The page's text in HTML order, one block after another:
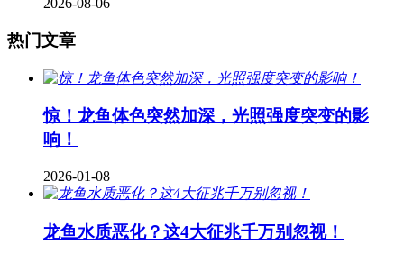
2026-08-06
热门文章
惊！龙鱼体色突然加深，光照强度突变的影
响！
2026-01-08
龙鱼水质恶化？这4大征兆千万别忽视！